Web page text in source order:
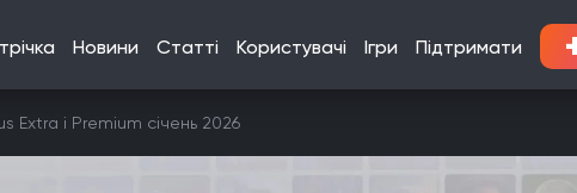
Новини Статті Користувачі Ігри Підтримати
Extra і Premium січень 2026